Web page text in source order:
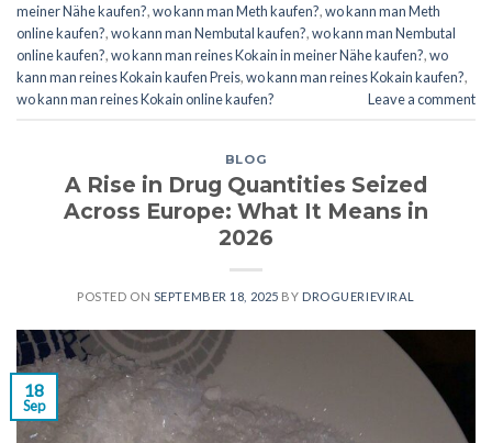
meiner Nähe kaufen?,wo kann man Meth kaufen?,wo kann man Meth
online kaufen?,wo kann man Nembutal kaufen?,wo kann man Nembutal
online kaufen?,wo kann man reines Kokain in meiner Nähe kaufen?,wo
kann man reines Kokain kaufen Preis,wo kann man reines Kokain kaufen?,
wo kann man reines Kokain online kaufen?
Leave a comment
BLOG
A Rise in Drug Quantities Seized
Across Europe: What It Means in
2026
POSTED ON SEPTEMBER 18, 2025 BY DROGUERIEVIRAL
18
Sep